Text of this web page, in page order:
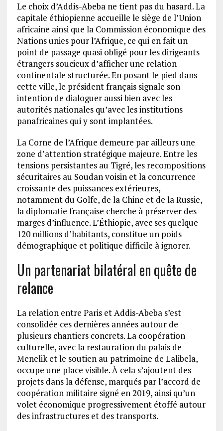
Le choix d’Addis-Abeba ne tient pas du hasard. La
capitale éthiopienne accueille le siège de l’Union
africaine ainsi que la Commission économique des
Nations unies pour l’Afrique, ce qui en fait un
point de passage quasi obligé pour les dirigeants
étrangers soucieux d’afficher une relation
continentale structurée. En posant le pied dans
cette ville, le président français signale son
intention de dialoguer aussi bien avec les
autorités nationales qu’avec les institutions
panafricaines qui y sont implantées.
La Corne de l’Afrique demeure par ailleurs une
zone d’attention stratégique majeure. Entre les
tensions persistantes au Tigré, les recompositions
sécuritaires au Soudan voisin et la concurrence
croissante des puissances extérieures,
notamment du Golfe, de la Chine et de la Russie,
la diplomatie française cherche à préserver des
marges d’influence. L’Éthiopie, avec ses quelque
120 millions d’habitants, constitue un poids
démographique et politique difficile à ignorer.
Un partenariat bilatéral en quête de
relance
La relation entre Paris et Addis-Abeba s’est
consolidée ces dernières années autour de
plusieurs chantiers concrets. La coopération
culturelle, avec la restauration du palais de
Menelik et le soutien au patrimoine de Lalibela,
occupe une place visible. À cela s’ajoutent des
projets dans la défense, marqués par l’accord de
coopération militaire signé en 2019, ainsi qu’un
volet économique progressivement étoffé autour
des infrastructures et des transports.